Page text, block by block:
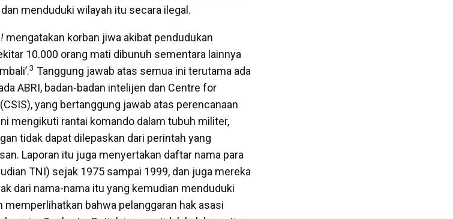
menduduki wilayah itu secara ilegal.
mengatakan korban jiwa akibat pendudukan
10.000 orang mati dibunuh sementara lainnya
3 Tanggung jawab atas semua ini terutama ada
ABRI, badan-badan intelijen dan Centre for
yang bertanggung jawab atas perencanaan
mengikuti rantai komando dalam tubuh militer,
tidak dapat dilepaskan dari perintah yang
Laporan itu juga menyertakan daftar nama para
TNI) sejak 1975 sampai 1999, dan juga mereka
dari nama-nama itu yang kemudian menduduki
memperlihatkan bahwa pelanggaran hak asasi